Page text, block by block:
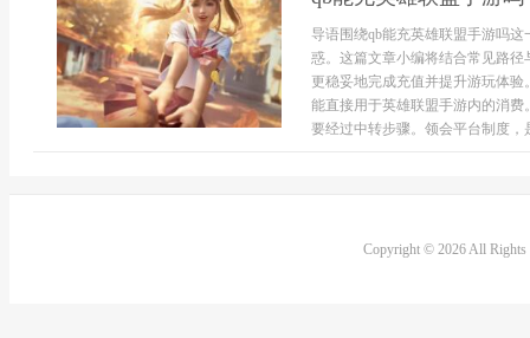
导语围绕qb能充英雄联盟手游吗
惑。这篇文章小编将结合常见路
更稳妥地完成充值并提升游玩体
能直接用于英雄联盟手游内的消
要经过中转步骤。领会平台制度，
Copyright © 2026 All